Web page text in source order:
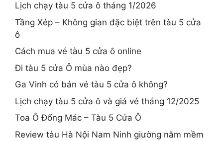
Lịch chạy tàu 5 cửa ô tháng 1/2026
Tầng Xép – Không gian đặc biệt trên tàu 5 cửa
ô
Cách mua vé tàu 5 cửa ô online
Đi tàu 5 cửa Ô mùa nào đẹp?
Ga Vinh có bán vé tàu 5 cửa ô không?
Lịch chạy tàu 5 cửa ô và giá vé tháng 12/2025
Toa Ô Đống Mác – Tàu 5 Cửa Ô
Review tàu Hà Nội Nam Ninh giường nằm mềm